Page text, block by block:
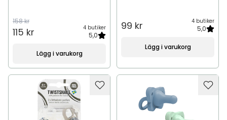
158 kr
115 kr 4 butiker
5,0
Lägg i varukorg
99 kr 4 butiker
5,0
Lägg i varukorg